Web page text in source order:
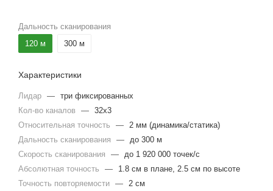
Дальность сканирования
120 м
300 м
Характеристики
Лидар — три фиксированных
Кол-во каналов
— 32x3
Относительная точность
— 2 мм (динамика/статика)
Дальность сканирования
— до 300 м
Скорость сканирования
— до 1 920 000 точек/с
Абсолютная точность
—
1.8 см в плане, 2.5 см по высоте
Точность повторяемости — 2 см